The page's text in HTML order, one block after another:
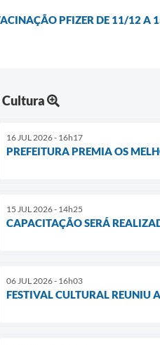
PFIZER DE 11/12 A
Cultura
16 JUL 2026 - 16h17
PREFEITURA PREMIA OS
15 JUL 2026 - 14h25
CAPACITAÇÃO SERÁ
06 JUL 2026 - 16h03
FESTIVAL CULTURAL REUNIU